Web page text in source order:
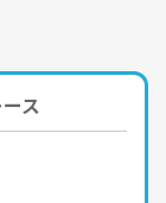
ス